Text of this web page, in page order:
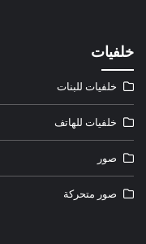
خلفيات
خلفيات للبنات
خلفيات للهاتف
صور
صور متحركة